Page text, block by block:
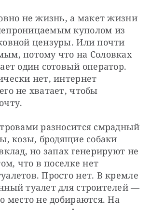
не жизнь, а макет жизни
куполом из
цензуры. Или почти
потому что на Соловках
один сотовый оператор.
нет, интернет
не хватает, чтобы
разносится смрадный
козы, бродящие собаки
но запах генерируют не
что в поселке нет
Просто нет. В кремле
туалет для строителей —
место не добираются. На